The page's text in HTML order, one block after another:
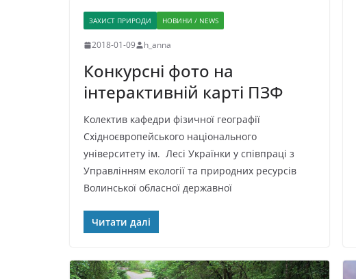
ЗАХИСТ ПРИРОДИ НОВИНИ / NEWS
2018-01-09 h_anna
Конкурсні фото на
інтерактивній карті ПЗФ
Колектив кафедри фізичної географії
Східноєвропейського національного
університету ім. Лесі Українки у співпраці з
Управлінням екології та природних ресурсів
Волинської обласної державної
Читати далі